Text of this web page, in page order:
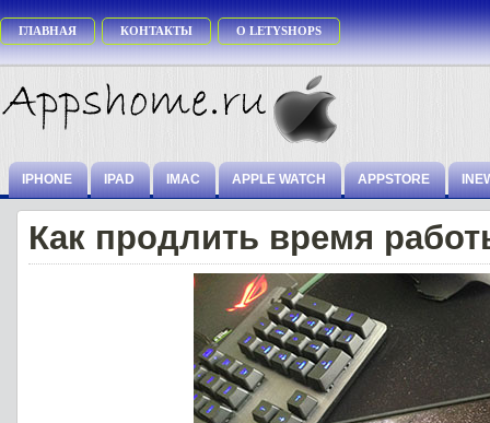
ГЛАВНАЯ КОНТАКТЫ О LETYSHOPS
IPHONE IPAD IMAC APPLE WATCH APPSTORE
Как продлить время